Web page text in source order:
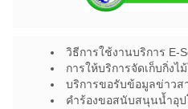
วิธีการใช้งานบริการ E-
การให้บริการจัดเก็บกิ่งไ
บริการขอรับข้อมูลข่าวส
คำร้องขอสนับสนุนน้ำอุ